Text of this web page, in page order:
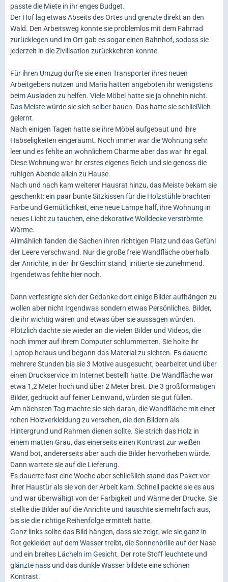
passte die Miete in ihr enges Budget.
Der Hof lag etwas Abseits des Ortes und grenzte direkt an den
Wald. Den Arbeitsweg konnte sie problemlos mit dem Fahrrad
zurücklegen und im Ort gab es sogar einen Bahnhof, sodass sie
jederzeit in die Zivilisation zurückkehren konnte.
Für ihren Umzug durfte sie einen Transporter ihres neuen
Arbeitgebers nutzen und Maria hatten angeboten ihr wenigstens
beim Ausladen zu helfen. Viele Möbel hatte sie ja ohnehin nicht.
Das Meiste würde sie sich selber bauen. Das hatte sie schließlich
gelernt.
Nach einigen Tagen hatte sie ihre Möbel aufgebaut und ihre
Habseligkeiten eingeräumt. Noch immer war die Wohnung sehr
leer und es fehlte an wohnlichem Charme aber das war ihr egal.
Diese Wohnung war ihr erstes eigenes Reich und sie genoss die
ruhigen Abende allein zu Hause.
Nach und nach kam weiterer Hausrat hinzu, das Meiste bekam sie
geschenkt: ein paar bunte Sitzkissen für die Holzstühle brachten
Farbe und Gemütlichkeit, eine neue Lampe half, ihre Wohnung in
neues Licht zu tauchen, eine dekorative Wolldecke verströmte
Wärme.
Allmählich fanden die Sachen ihren richtigen Platz und das Gefühl
der Leere verschwand. Nur die große freie Wandfläche oberhalb
der Anrichte, in der ihr Geschirr stand, irritierte sie zunehmend.
Irgendetwas fehlte hier noch.
Dann verfestigte sich der Gedanke dort einige Bilder aufhängen zu
wollen aber nicht Irgendwas sondern etwas Persönliches. Bilder,
die ihr wichtig wären und etwas über sie aussagen würden.
Plötzlich dachte sie wieder an die vielen Bilder und Videos, die
noch immer auf ihrem Computer schlummerten. Sie holte ihr
Laptop heraus und begann das Material zu sichten. Es dauerte
mehrere Stunden bis sie 3 Motive ausgesucht, bearbeitet und über
einen Druckservice im Internet bestellt hatte. Die Wandfläche war
etwa 1,2 Meter hoch und über 2 Meter breit. Die 3 großformatigen
Bilder, gedruckt auf feiner Leinwand, würden sie gut füllen.
Am nächsten Tag machte sie sich daran, die Wandfläche mit einer
rohen Holzverkleidung zu versehen, die den Bildern als
Hintergrund und Rahmen dienen sollte. Sie strich das Holz in
einem matten Grau, das einerseits einen Kontrast zur weißen
Wand bot, andererseits aber auch die Bilder hervorheben würde.
Dann wartete sie auf die Lieferung.
Es dauerte fast eine Woche aber schließlich stand das Paket vor
ihrer Haustür als sie von der Arbeit kam. Schnell packte sie es aus
und war überwältigt von der Farbigkeit und Wärme der Drucke. Sie
stellte die Bilder auf die Anrichte und tauschte sie mehrfach aus,
bis sie die richtige Reihenfolge ermittelt hatte.
Ganz links sollte das Bild hängen, dass sie zeigt, wie sie ganz in
Rot gekleidet auf dem Wasser treibt, die Sonnenbrille auf der Nase
und ein breites Lächeln im Gesicht. Der rote Stoff leuchtete und
glänzte nass und das dunkle Wasser bildete eine schönen
Kontrast.